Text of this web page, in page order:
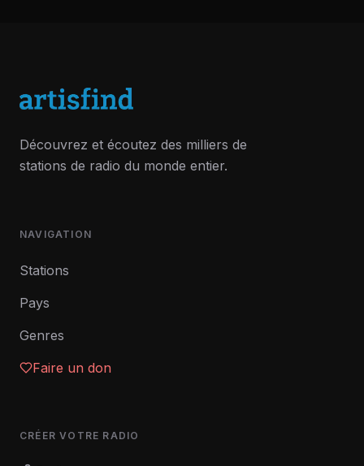
Découvrez et écoutez des milliers de
stations de radio du monde entier.
NAVIGATION
Stations
Pays
Genres
Faire un don
CRÉER VOTRE RADIO